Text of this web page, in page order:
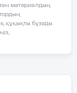
материалдың
құқықты бұзады